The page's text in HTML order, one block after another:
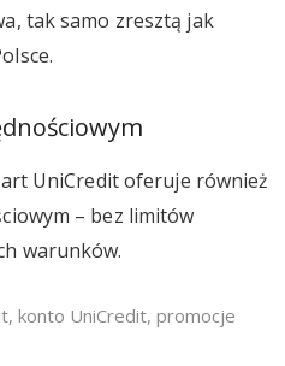
tak samo zresztą jak
UniCredit oferuje również
– bez limitów
warunków.
, konto UniCredit, promocje